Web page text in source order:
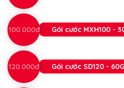
100.000đ Gói cước MXH100 -
120.000đ Gói cước SD120 -